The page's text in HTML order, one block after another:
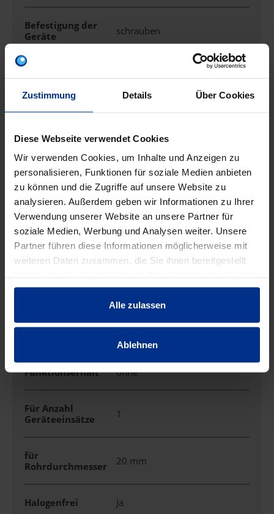
Zustimmung Details Über Cookies
Diese Webseite verwendet Cookies
Wir verwenden Cookies, um Inhalte und Anzeigen zu
personalisieren, Funktionen für soziale Medien anbieten
zu können und die Zugriffe auf unsere Website zu
analysieren. Außerdem geben wir Informationen zu Ihrer
Verwendung unserer Website an unsere Partner für
soziale Medien, Werbung und Analysen weiter. Unsere
Partner führen diese Informationen möglicherweise mit
weiteren Daten zusammen, die Sie ihnen bereitgestellt
gesammelt haben.
Alle zulassen
Ablehnen
Befestigung der
Geräte
schrauben
Deckel nicht transparent
Deckelbefestigung
Durchmesser 60 mm
Einführung von
hinten
Nein
sonstige
Funktionserhalt ohne
Für Anzahl
Geräteeinsätze
1
für
Rohrdurchmesser
20 mm
Halogenfrei Ja